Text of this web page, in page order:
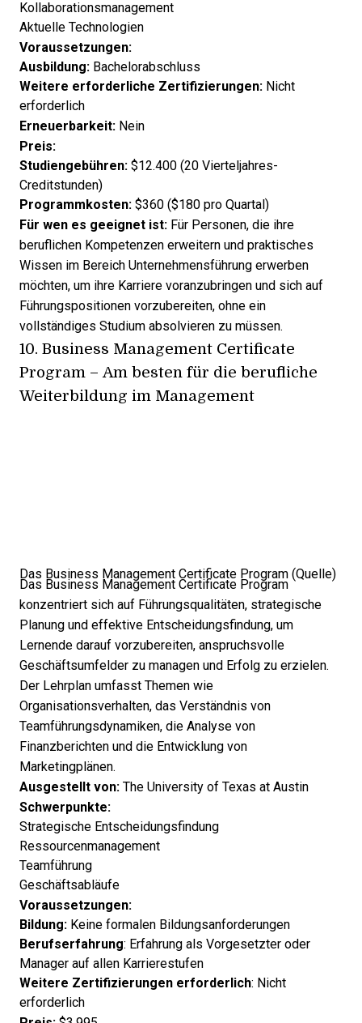
Kollaborationsmanagement
Aktuelle Technologien
Voraussetzungen:
Ausbildung: Bachelorabschluss
Weitere erforderliche Zertifizierungen: Nicht
erforderlich
Erneuerbarkeit: Nein
Preis:
Studiengebühren: $12.400 (20 Vierteljahres-
Creditstunden)
Programmkosten: $360 ($180 pro Quartal)
Für wen es geeignet ist: Für Personen, die ihre
beruflichen Kompetenzen erweitern und praktisches
Wissen im Bereich Unternehmensführung erwerben
möchten, um ihre Karriere voranzubringen und sich auf
Führungspositionen vorzubereiten, ohne ein
vollständiges Studium absolvieren zu müssen.
10. Business Management Certificate
Program – Am besten für die berufliche
Weiterbildung im Management
Das Business Management Certificate Program (Quelle)
Das Business Management Certificate Program
konzentriert sich auf Führungsqualitäten, strategische
Planung und effektive Entscheidungsfindung, um
Lernende darauf vorzubereiten, anspruchsvolle
Geschäftsumfelder zu managen und Erfolg zu erzielen.
Der Lehrplan umfasst Themen wie
Organisationsverhalten, das Verständnis von
Teamführungsdynamiken, die Analyse von
Finanzberichten und die Entwicklung von
Marketingplänen.
Ausgestellt von: The University of Texas at Austin
Schwerpunkte:
Strategische Entscheidungsfindung
Ressourcenmanagement
Teamführung
Geschäftsabläufe
Voraussetzungen:
Bildung: Keine formalen Bildungsanforderungen
Berufserfahrung: Erfahrung als Vorgesetzter oder
Manager auf allen Karrierestufen
Weitere Zertifizierungen erforderlich: Nicht
erforderlich